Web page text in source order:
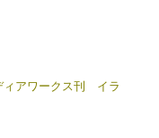
ィアワークス刊 イラ